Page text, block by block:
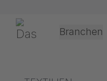
Gerriets Branchen